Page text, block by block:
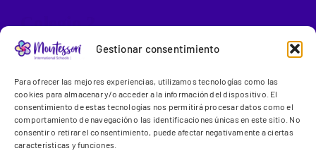
Gestionar consentimiento
Para ofrecer las mejores experiencias, utilizamos tecnologías como las
cookies para almacenar y/o acceder a la información del dispositivo. El
consentimiento de estas tecnologías nos permitirá procesar datos como el
comportamiento de navegación o las identificaciones únicas en este sitio. No
consentir o retirar el consentimiento, puede afectar negativamente a ciertas
características y funciones.
_Colegio 2
Montessori International School Conde de Orgaz(6 a 18
años)
Gregorio Benítez, 23-25
28043 Madrid